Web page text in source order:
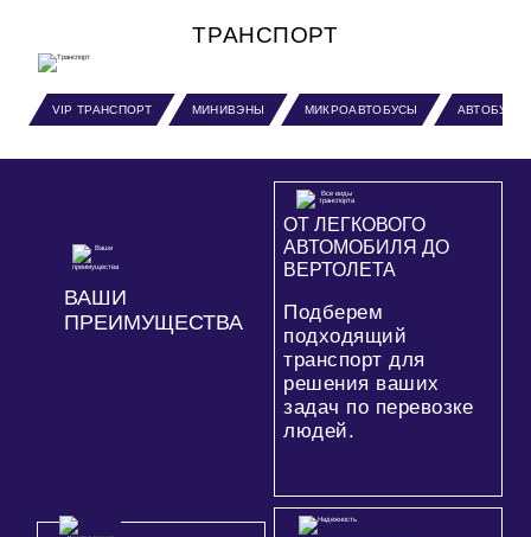
ТРАНСПОРТ
VIP ТРАНСПОРТ МИНИВЭНЫ МИКРОАВТОБУСЫ АВТОБУСЫ
ВАШИ
ПРЕИМУЩЕСТВА
ОТ ЛЕГКОВОГО
АВТОМОБИЛЯ ДО
ВЕРТОЛЕТА
Подберем
подходящий
транспорт для
решения ваших
задач по перевозке
людей.